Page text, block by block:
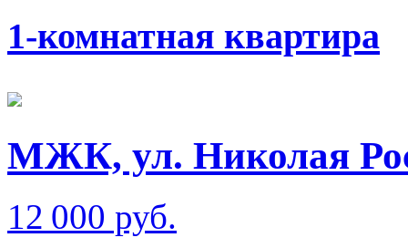
1-комнатная квартира
МЖК, ул. Николая
12 000 руб.